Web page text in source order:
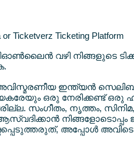
Ticketverz Ticketing Platform
വഴി നിങ്ങളുടെ
ഇന്ത്യന്‍
ഒരു നേരിക്കണ്ട് ഒരു
സംഗീതം, നൃത്തം,
അപ്പോള്‍ അവിടെ